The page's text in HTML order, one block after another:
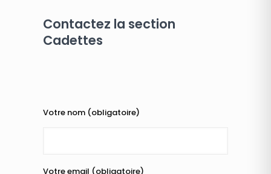
Contactez la section
Cadettes
Votre nom (obligatoire)
Votre email (obligatoire)